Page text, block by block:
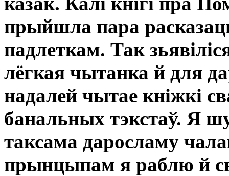
прыйшла пара
падлеткам. Так
лёгкая чытанка й для
надалей чытае кніжкі
банальных тэкстаў. Я
таксама даросламу
прынцыпам я раблю й